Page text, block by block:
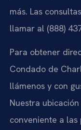
más. Las
llamar al (888)
Para obtener
Condado de
llámenos y con
Nuestra
conveniente a